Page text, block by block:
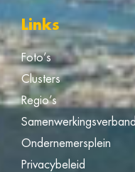
Links
Foto’s
Clusters
Regio’s
Ondernemersplein
Privacybeleid